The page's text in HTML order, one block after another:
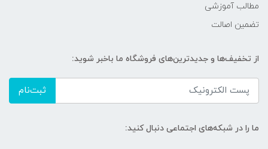
مطالب آموزشی
تضمین اصالت
از تخفیف‌ها و جدیدترین‌های فروشگاه ما باخبر شوید:
ثبت‌نام
ما را در شبکه‌های اجتماعی دنبال کنید: